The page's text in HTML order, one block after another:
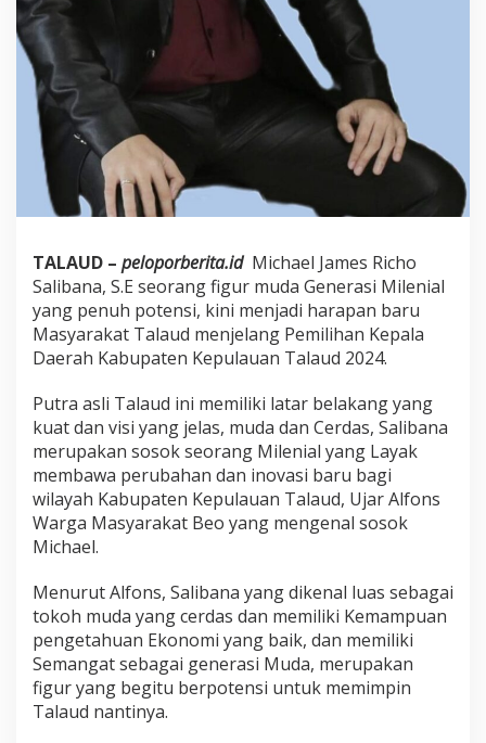
TALAUD – peloporberita.idMichael James Richo
Salibana, S.E seorang figur muda Generasi Milenial
yang penuh potensi, kini menjadi harapan baru
Masyarakat Talaud menjelang Pemilihan Kepala
Daerah Kabupaten Kepulauan Talaud 2024.
Putra asli Talaud ini memiliki latar belakang yang
kuat dan visi yang jelas, muda dan Cerdas, Salibana
merupakan sosok seorang Milenial yang Layak
membawa perubahan dan inovasi baru bagi
wilayah Kabupaten Kepulauan Talaud, Ujar Alfons
Warga Masyarakat Beo yang mengenal sosok
Michael.
Menurut Alfons, Salibana yang dikenal luas sebagai
tokoh muda yang cerdas dan memiliki Kemampuan
pengetahuan Ekonomi yang baik, dan memiliki
Semangat sebagai generasi Muda, merupakan
figur yang begitu berpotensi untuk memimpin
Talaud nantinya.